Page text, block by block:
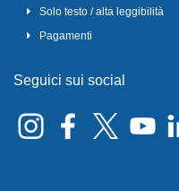
Solo testo / alta leggibilità
Pagamenti
Seguici sui social